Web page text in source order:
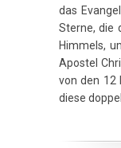
das
Sterne, die
Himmels,
Apostel
von den 12
diese